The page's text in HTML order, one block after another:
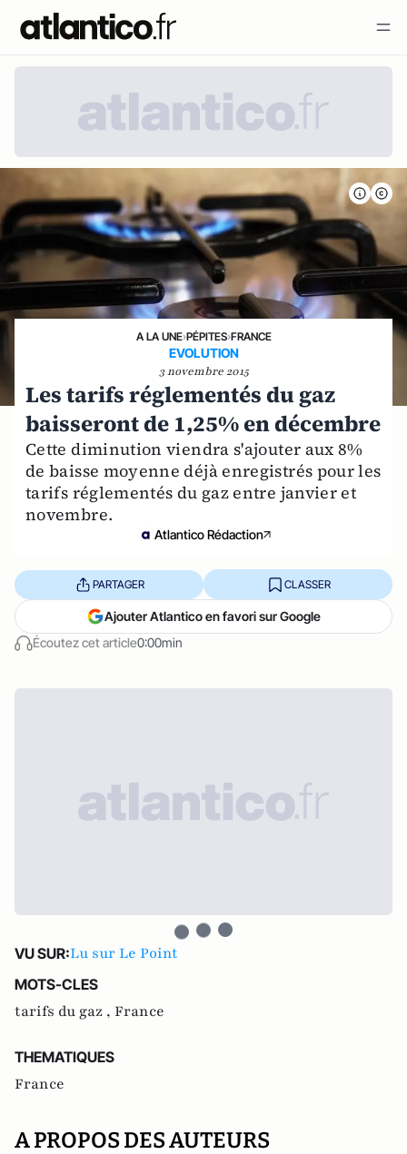
A LA UNE›PÉPITES›FRANCE
EVOLUTION
3 novembre 2015
Les tarifs réglementés du gaz
baisseront de 1,25% en décembre
Cette diminution viendra s'ajouter aux 8%
de baisse moyenne déjà enregistrés pour les
tarifs réglementés du gaz entre janvier et
novembre.
Atlantico Rédaction
Écoutez cet article0:00min
PARTAGER CLASSER
Ajouter Atlantico en favori sur Google
VU SUR:Lu sur Le Point
MOTS-CLES
tarifs du gaz , France
THEMATIQUES
France
A PROPOS DES AUTEURS